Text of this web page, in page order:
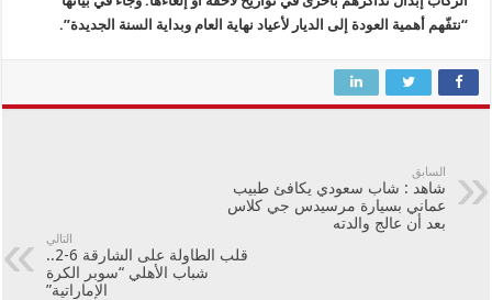
“نتفّهم أهمية العودة إلى الديار لأعياد نهاية العام وبداية السنة الجديدة”.
السابق
شاهد : شاب سعودي يكافئ طبيب
عماني بسيارة مرسيدس جي كلاس
بعد أن عالج والدته
التالي
قلب الطاولة على الشارقة 6-2..
شباب الأهلي “سوبر الكرة
الإماراتية”